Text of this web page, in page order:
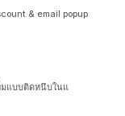
& email popup
มแบบติดหนึบในแ